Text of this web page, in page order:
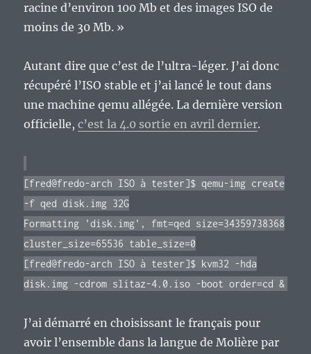
racine d’environ 100 Mb et des images ISO de
moins de 30 Mb. »
Autant dire que c’est de l’ultra-léger. J’ai donc
récupéré l’ISO stable et j’ai lancé le tout dans
une machine qemu allégée. La dernière version
officielle,c’est la 4.0 sortie en avril dernier.
[fred@fredo-arch ISO à tester]$ qemu-img create
-f qed disk.img 32G
Formatting 'disk.img', fmt=qed size=34359738368
cluster_size=65536 table_size=0
[fred@fredo-arch ISO à tester]$ kvm32 -hda
disk.img -cdrom slitaz-4.0.iso -boot order=cd &
J’ai démarré en choisissant le français pour
avoir l’ensemble dans la langue de Molière par